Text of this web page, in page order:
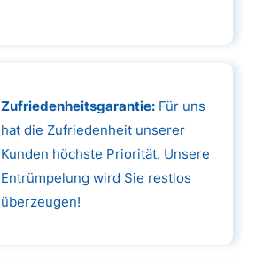
Zufriedenheitsgarantie:Für uns
hat die Zufriedenheit unserer
Kunden höchste Priorität. Unsere
Entrümpelung wird Sie restlos
überzeugen!